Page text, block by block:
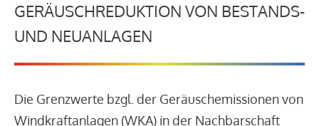
GERÄUSCHREDUKTION VON BESTANDS-
UND NEUANLAGEN
Die Grenzwerte bzgl. der Geräuschemissionen von
Windkraftanlagen (WKA) in der Nachbarschaft